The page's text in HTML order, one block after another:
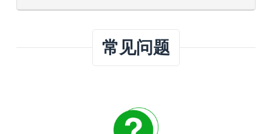
常见问题